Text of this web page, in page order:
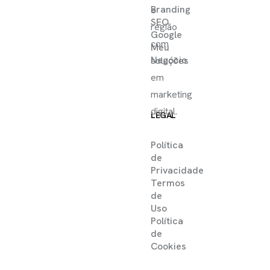
Branding
SEO
Google
Meu
Negócio
LEGAL
Política
de
Privacidade
Termos
de
Uso
Política
de
Cookies
e
região
com
soluções
em
marketing
digital.